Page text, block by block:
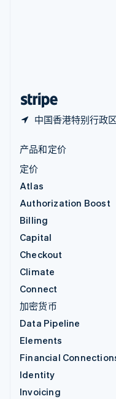
中国香港特别行政
产品和定价
定价
Atlas
Authorization Boost
Billing
Capital
Checkout
Climate
Connect
加密货币
Data Pipeline
Elements
Financial
Identity
Invoicing